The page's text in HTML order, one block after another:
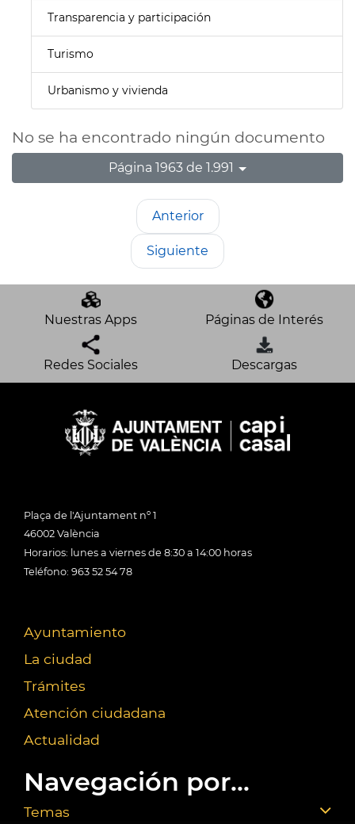
Transparencia y participación
Turismo
Urbanismo y vivienda
No se ha encontrado ningún documento
Página 1963 de 1.991
Anterior
Siguiente
Nuestras Apps Páginas de Interés
Redes Sociales Descargas
Plaça de l'Ajuntament nº 1
46002 València
Horarios: lunes a viernes de 8:30 a 14:00 horas
Teléfono: 963 52 54 78
Ayuntamiento
La ciudad
Trámites
Atención ciudadana
Actualidad
Navegación por...
Temas